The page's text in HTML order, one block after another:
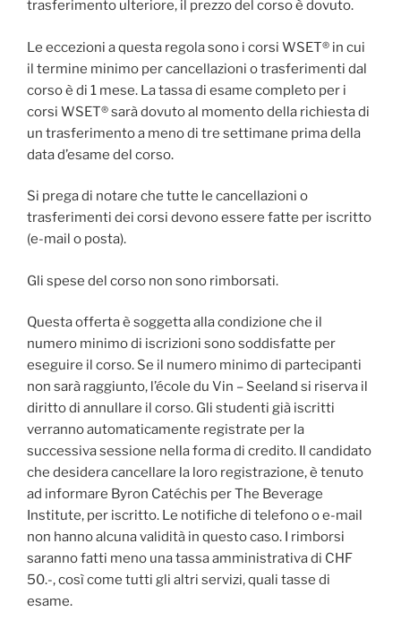
trasferimento ulteriore, il prezzo del corso è dovuto.
Le eccezioni a questa regola sono i corsi WSET® in cui
il termine minimo per cancellazioni o trasferimenti dal
corso è di 1 mese. La tassa di esame completo per i
corsi WSET® sarà dovuto al momento della richiesta di
un trasferimento a meno di tre settimane prima della
data d’esame del corso.
Si prega di notare che tutte le cancellazioni o
trasferimenti dei corsi devono essere fatte per iscritto
(e-mail o posta).
Gli spese del corso non sono rimborsati.
Questa offerta è soggetta alla condizione che il
numero minimo di iscrizioni sono soddisfatte per
eseguire il corso. Se il numero minimo di partecipanti
non sarà raggiunto, l’école du Vin – Seeland si riserva il
diritto di annullare il corso. Gli studenti già iscritti
verranno automaticamente registrate per la
successiva sessione nella forma di credito. Il candidato
che desidera cancellare la loro registrazione, è tenuto
ad informare Byron Catéchis per The Beverage
Institute, per iscritto. Le notifiche di telefono o e-mail
non hanno alcuna validità in questo caso. I rimborsi
saranno fatti meno una tassa amministrativa di CHF
50.-, così come tutti gli altri servizi, quali tasse di
esame.